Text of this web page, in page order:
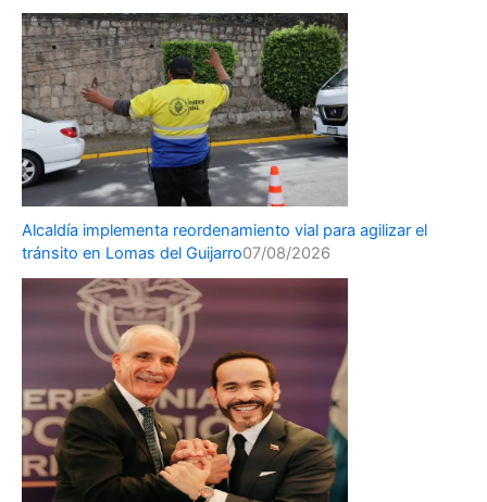
Alcaldía implementa reordenamiento vial para agilizar el
tránsito en Lomas del Guijarro07/08/2026